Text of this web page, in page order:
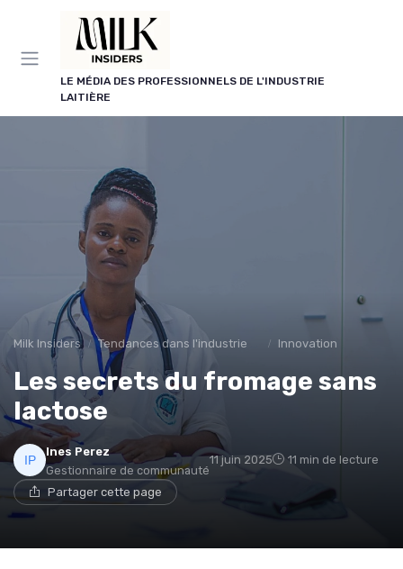
LE MÉDIA DES PROFESSIONNELS DE L'INDUSTRIE
LAITIÈRE
Milk Insiders Tendances dans l'industrie des produits laitiers Innovation
Les secrets du fromage sans
lactose
Ines Perez
Gestionnaire de communauté
11 juin 2025 11 min de lecture
Partager cette page